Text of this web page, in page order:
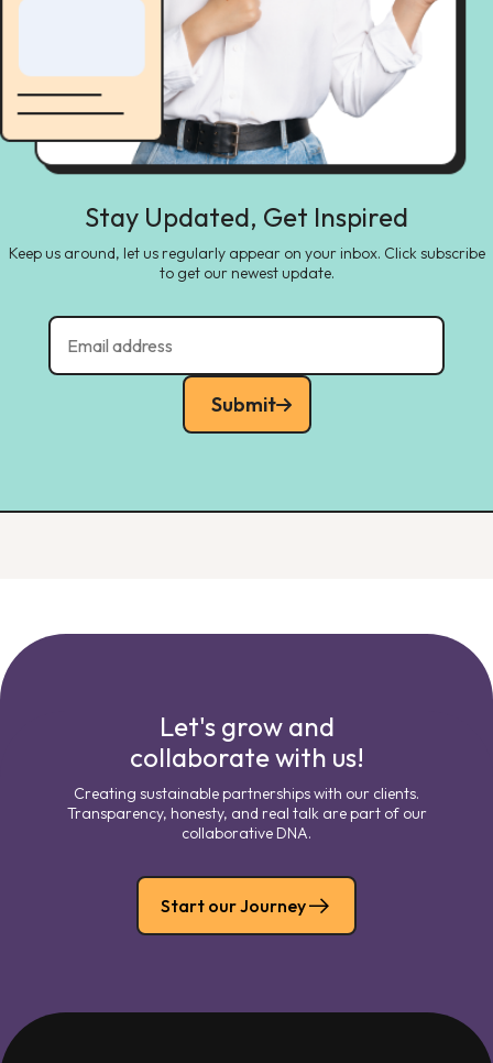
Stay Updated, Get Inspired
Keep us around, let us regularly appear on your inbox. Click subscribe
to get our newest update.
Submit
Let's grow and
collaborate with us!
Creating sustainable partnerships with our clients.
Transparency, honesty, and real talk are part of our
collaborative DNA.
Start our Journey